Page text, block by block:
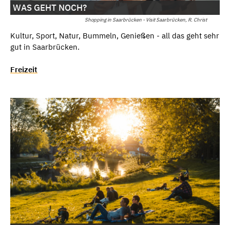
Shopping in Saarbrücken - Visit Saarbrücken, R. Christ
WAS GEHT NOCH?
Kultur, Sport, Natur, Bummeln, Genießen - all das geht sehr
gut in Saarbrücken.
Freizeit